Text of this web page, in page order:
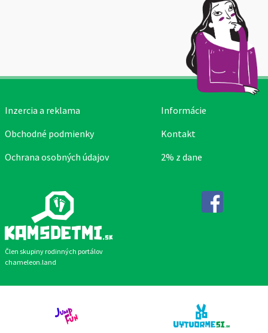
Člen skupiny rodinných portálov
chameleon.land
Inzercia a reklama
Obchodné podmienky
Ochrana osobných údajov
Informácie
Kontakt
2% z dane